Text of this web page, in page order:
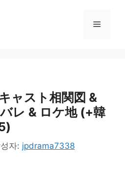
메
ャスト相関図 &
レ & ロケ地 (+韓
자: jpdrama7338